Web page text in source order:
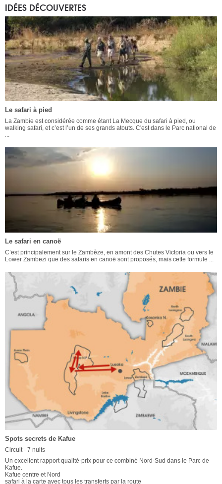
IDÉES DÉCOUVERTES
Le safari à pied
La Zambie est considérée comme étant La Mecque du safari à pied, ou
walking safari, et c’est l’un de ses grands atouts. C'est dans le Parc national de
...
Le safari en canoë
C’est principalement sur le Zambèze, en amont des Chutes Victoria ou vers le
Lower Zambezi que des safaris en canoë sont proposés, mais cette formule ...
Spots secrets de Kafue
Circuit - 7 nuits
Un excellent rapport qualité-prix pour ce combiné Nord-Sud dans le Parc de
Kafue.
Kafue centre et Nord
safari à la carte avec tous les transferts par la route